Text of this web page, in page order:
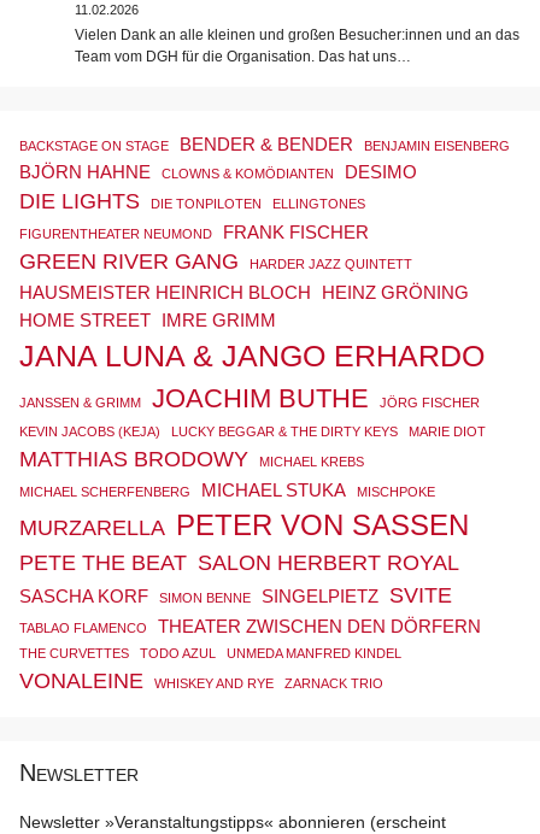
11.02.2026
Vielen Dank an alle kleinen und großen Besucher:innen und an das
Team vom DGH für die Organisation. Das hat uns…
BACKSTAGE ON STAGE BENDER & BENDER BENJAMIN EISENBERG
BJÖRN HAHNE CLOWNS & KOMÖDIANTEN DESIMO
DIE LIGHTS DIE TONPILOTEN ELLINGTONES
FIGURENTHEATER NEUMOND FRANK FISCHER
GREEN RIVER GANG HARDER JAZZ QUINTETT
HAUSMEISTER HEINRICH BLOCH
HEINZ GRÖNING
HOME STREET IMRE GRIMM
JANA LUNA & JANGO ERHARDO
JANSSEN & GRIMM JOACHIM BUTHE
JÖRG FISCHER
KEVIN JACOBS (KEJA)
LUCKY BEGGAR & THE DIRTY KEYS MARIE DIOT
MATTHIAS BRODOWY MICHAEL KREBS
MICHAEL SCHERFENBERG MICHAEL STUKA MISCHPOKE
MURZARELLA PETER VON SASSEN
PETE THE BEAT SALON HERBERT ROYAL
SASCHA KORF SIMON BENNE SINGELPIETZ SVITE
TABLAO FLAMENCO THEATER ZWISCHEN DEN DÖRFERN
THE CURVETTES TODO AZUL UNMEDA MANFRED KINDEL
VONALEINE WHISKEY AND RYE ZARNACK TRIO
Newsletter
Newsletter »Veranstaltungstipps« abonnieren (erscheint